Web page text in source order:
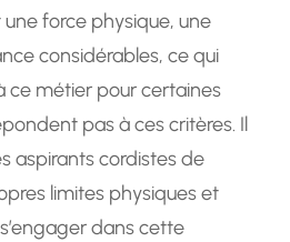
force physique, une
considérables, ce qui
ce métier pour certaines
pas à ces critères. Il
aspirants cordistes de
limites physiques et
dans cette